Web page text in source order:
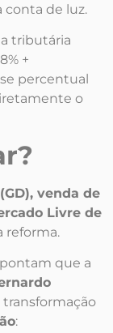
conta de luz.
tributária
+
percentual
o
venda de
Livre de
reforma.
que a
transformação
: